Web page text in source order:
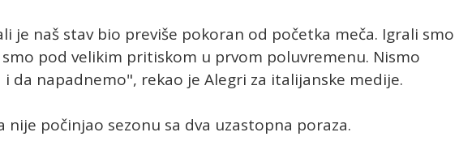
je naš stav bio previše pokoran od početka meča. Igrali smo
pod velikim pritiskom u prvom poluvremenu. Nismo
da napadnemo", rekao je Alegri za italijanske medije.
nije počinjao sezonu sa dva uzastopna poraza.